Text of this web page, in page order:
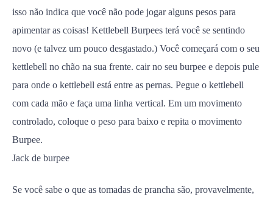
isso não indica que você não pode jogar alguns pesos para
apimentar as coisas! Kettlebell Burpees terá você se sentindo
novo (e talvez um pouco desgastado.) Você começará com o seu
kettlebell no chão na sua frente. cair no seu burpee e depois pule
para onde o kettlebell está entre as pernas. Pegue o kettlebell
com cada mão e faça uma linha vertical. Em um movimento
controlado, coloque o peso para baixo e repita o movimento
Burpee.
Jack de burpee
Se você sabe o que as tomadas de prancha são, provavelmente,